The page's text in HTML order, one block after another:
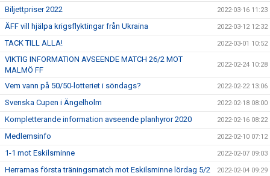
Biljettpriser 2022 2022-03-16 11:23
ÄFF vill hjälpa krigsflyktingar från Ukraina 2022-03-12 12:32
TACK TILL ALLA! 2022-03-01 10:52
VIKTIG INFORMATION AVSEENDE MATCH 26/2 MOT
MALMÖ FF
2022-02-24 10:28
Vem vann på 50/50-lotteriet i söndags? 2022-02-22 13:06
Svenska Cupen i Ängelholm 2022-02-18 08:00
Kompletterande information avseende planhyror 2020 2022-02-16 08:22
Medlemsinfo 2022-02-10 07:12
1-1 mot Eskilsminne 2022-02-07 09:03
Herrarnas första träningsmatch mot Eskilsminne lördag 5/2 2022-02-04 09:29